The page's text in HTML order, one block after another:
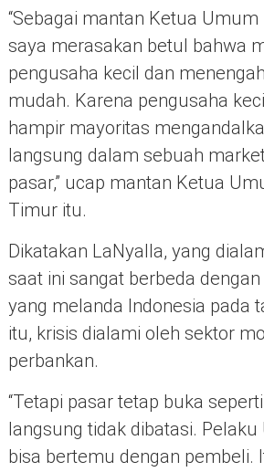
“Sebagai mantan Ketua Umum
saya merasakan betul bahwa
pengusaha kecil dan
mudah. Karena pengusaha
hampir mayoritas
langsung dalam sebuah
pasar,” ucap mantan Ketua
Timur itu.
Dikatakan LaNyalla, yang
saat ini sangat berbeda
yang melanda Indonesia pada
itu, krisis dialami oleh sektor
perbankan.
“Tetapi pasar tetap buka
langsung tidak dibatasi.
bisa bertemu dengan pembeli.